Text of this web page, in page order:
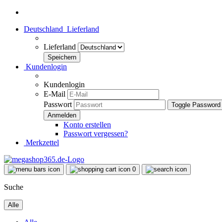
Deutschland Lieferland
Lieferland
Kundenlogin
Kundenlogin
E-Mail
Passwort
Toggle
Konto erstellen
Passwort vergessen?
Merkzettel
0
Suche
Alle